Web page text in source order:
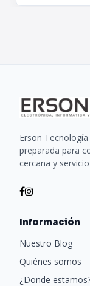
Erson
preparada para
cercana y
Información
Nuestro Blog
Quiénes somos
¿Donde